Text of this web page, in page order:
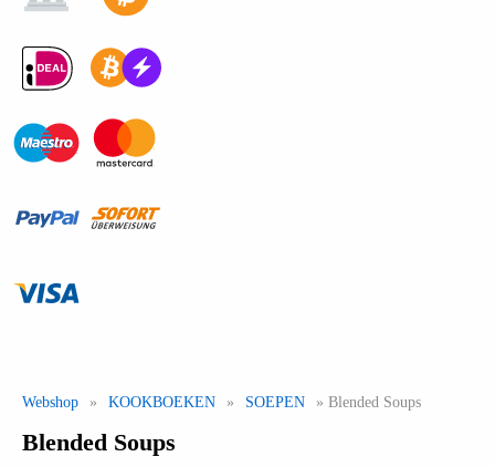
Webshop » KOOKBOEKEN » SOEPEN » Blended Soups
Blended Soups